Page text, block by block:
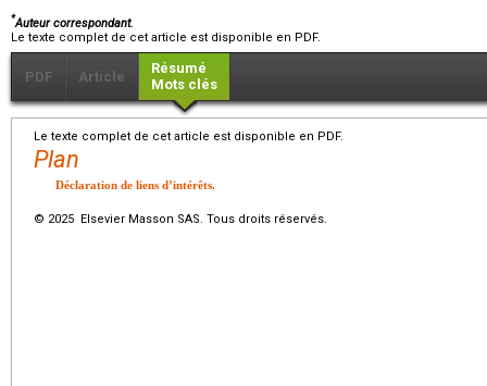
*Auteur correspondant.
Le texte complet de cet article est disponible en PDF.
PDF Article
Résumé
Mots clés
Le texte complet de cet article est disponible en PDF.
Plan
Déclaration de liens d’intérêts.
© 2025 Elsevier Masson SAS. Tous droits réservés.